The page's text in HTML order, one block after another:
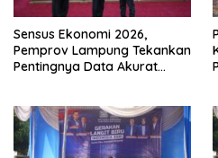
Sensus Ekonomi 2026,
Pemprov Lampung Tekankan
Pentingnya Data Akurat